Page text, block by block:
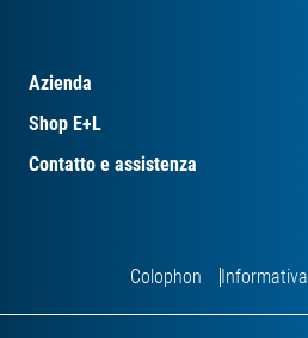
Azienda
Shop E+L
Contatto e assistenza
Colophon